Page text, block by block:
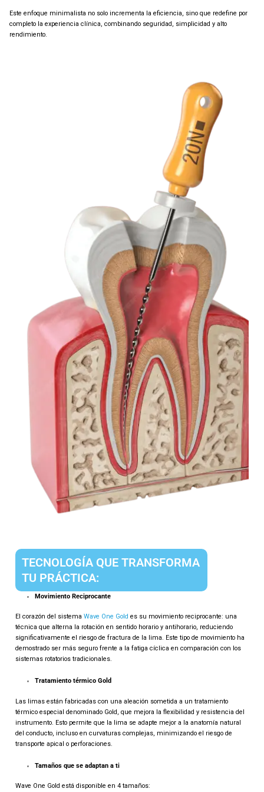
Este enfoque minimalista no solo incrementa la eficiencia, sino que redefine por
completo la experiencia clínica, combinando seguridad, simplicidad y alto
rendimiento.
TECNOLOGÍA QUE TRANSFORMA
TU PRÁCTICA:
Movimiento Reciprocante
El corazón del sistema Wave One Gold es su movimiento reciprocante: una
técnica que alterna la rotación en sentido horario y antihorario, reduciendo
significativamente el riesgo de fractura de la lima. Este tipo de movimiento ha
demostrado ser más seguro frente a la fatiga cíclica en comparación con los
sistemas rotatorios tradicionales.
Tratamiento térmico Gold
Las limas están fabricadas con una aleación sometida a un tratamiento
térmico especial denominado Gold, que mejora la flexibilidad y resistencia del
instrumento. Esto permite que la lima se adapte mejor a la anatomía natural
del conducto, incluso en curvaturas complejas, minimizando el riesgo de
transporte apical o perforaciones.
Tamaños que se adaptan a ti
Wave One Gold está disponible en 4 tamaños: